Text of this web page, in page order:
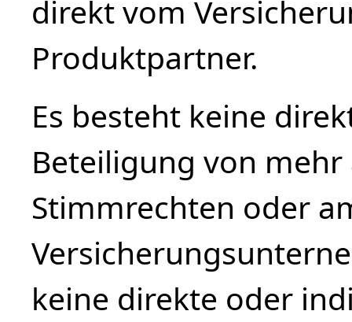
direkt vom
Produktpartner.
Es besteht keine
Beteiligung von mehr
Stimmrechten oder
keine direkte oder